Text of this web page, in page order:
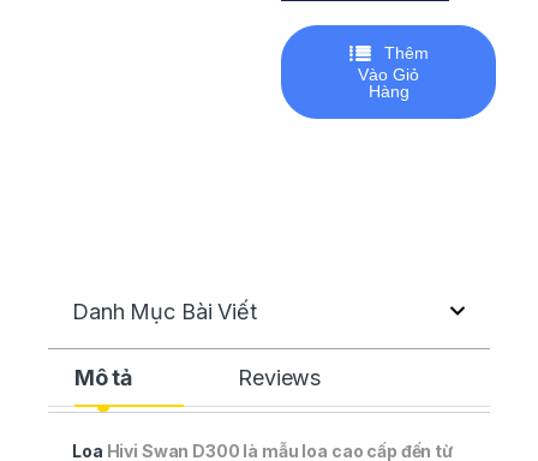
Thêm
Vào Giỏ
Hàng
Danh Mục Bài Viết
Mô tả Reviews
Loa Hivi Swan D300 là mẫu loa cao cấp đến từ